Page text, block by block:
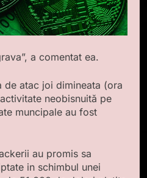
a comentat ea.
de atac joi dimineata (ora
neobisnuită pe
muncipale au fost
au promis sa
in schimbul unei